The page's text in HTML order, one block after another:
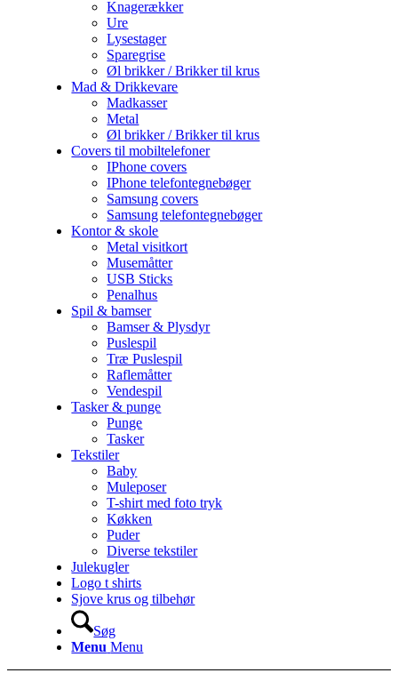
Knagerækker
Ure
Lysestager
Sparegrise
Øl brikker / Brikker til krus
Mad & Drikkevare
Madkasser
Metal
Øl brikker / Brikker til krus
Covers til mobiltelefoner
IPhone covers
IPhone telefontegnebøger
Samsung covers
Samsung telefontegnebøger
Kontor & skole
Metal visitkort
Musemåtter
USB Sticks
Penalhus
Spil & bamser
Bamser & Plysdyr
Puslespil
Træ Puslespil
Raflemåtter
Vendespil
Tasker & punge
Punge
Tasker
Tekstiler
Baby
Muleposer
T-shirt med foto tryk
Køkken
Puder
Diverse tekstiler
Julekugler
Logo t shirts
Sjove krus og tilbehør
Søg
Menu Menu